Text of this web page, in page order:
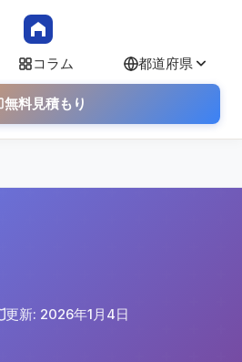
コラム 都道府県
無料見積もり
更新: 2026年1月4日